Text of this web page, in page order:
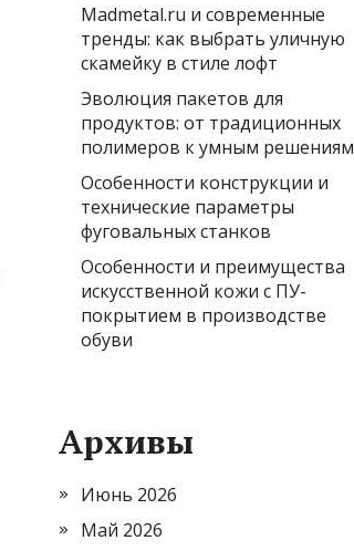
Madmetal.ru и современные
тренды: как выбрать уличную
скамейку в стиле лофт
Эволюция пакетов для
продуктов: от традиционных
полимеров к умным решениям
Особенности конструкции и
технические параметры
фуговальных станков
Особенности и преимущества
искусственной кожи с ПУ-
покрытием в производстве
обуви
Архивы
Июнь 2026
Май 2026